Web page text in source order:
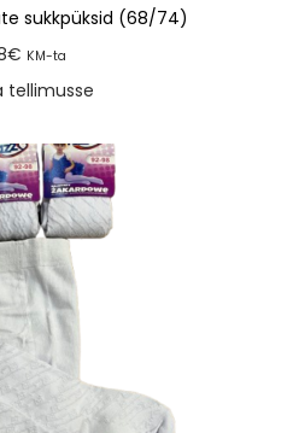
sukkpüksid (68/74)
€ KM-ta
tellimusse